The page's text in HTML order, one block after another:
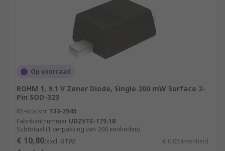
Op voorraad
ROHM 1, 9.1 V Zener Diode, Single 200 mW Surface 2-
Pin SOD-323
RS-stocknr. 133-2945
Fabrikantnummer UDZVTE-179.1B
Subtotaal (1 verpakking van 200 eenheden)
€ 10,80(excl. BTW) € 0,054/eenheid